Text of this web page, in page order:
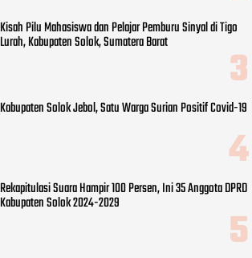
Kisah Pilu Mahasiswa dan Pelajar Pemburu Sinyal di Tigo
Lurah, Kabupaten Solok, Sumatera Barat
Kabupaten Solok Jebol, Satu Warga Surian Positif Covid-19
Rekapitulasi Suara Hampir 100 Persen, Ini 35 Anggota DPRD
Kabupaten Solok 2024-2029